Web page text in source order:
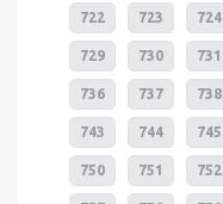
722 723 724
729 730 731
736 737 738
743 744 745
750 751 752